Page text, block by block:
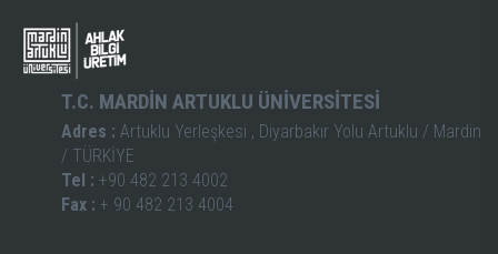
T.C. MARDİN ARTUKLU ÜNİVERSİTESİ
Adres : Artuklu Yerleşkesi , Diyarbakır Yolu Artuklu / Mardin
/ TÜRKİYE
Tel : +90 482 213 4002
Fax : + 90 482 213 4004